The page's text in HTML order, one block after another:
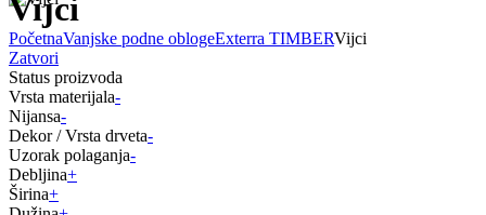
Vijci
PočetnaVanjske podne oblogeExterra TIMBERVijci
Zatvori
Status proizvoda
Vrsta materijala-
Nijansa-
Dekor / Vrsta drveta-
Uzorak polaganja-
Debljina+
Širina+